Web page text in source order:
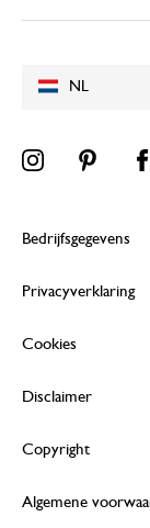
NL
Bedrijfsgegevens
Privacyverklaring
Cookies
Disclaimer
Copyright
Algemene